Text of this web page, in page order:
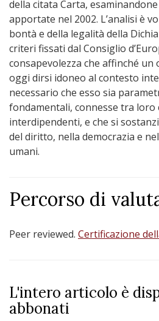
della citata Carta,
apportate nel 2002. L’analisi è
bontà e della legalità della
criteri fissati dal Consiglio
consapevolezza che affinché
oggi dirsi idoneo al contesto
necessario che esso sia
fondamentali, connesse tra loro
interdipendenti, e che si
del diritto, nella democrazia e
umani.
Percorso di
Peer reviewed. Certificazione
L'intero articolo è
abbonati